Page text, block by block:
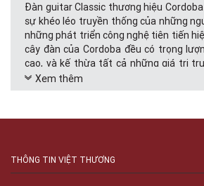
Đàn guitar Classic thương hiệu
sự khéo léo truyền thống của những
những phát triển công nghệ tiên tiến
cây đàn của Cordoba đều có trọng
cao, và kế thừa tất cả những giá trị
Tây Ban Nha. Giá của đàn guitar
cho mọi phân khúc từ những người mới
Thiết kế truyền thống.
Những cây Đàn guitar Classic thương
Xem thêm
THÔNG TIN VIỆT THƯƠNG